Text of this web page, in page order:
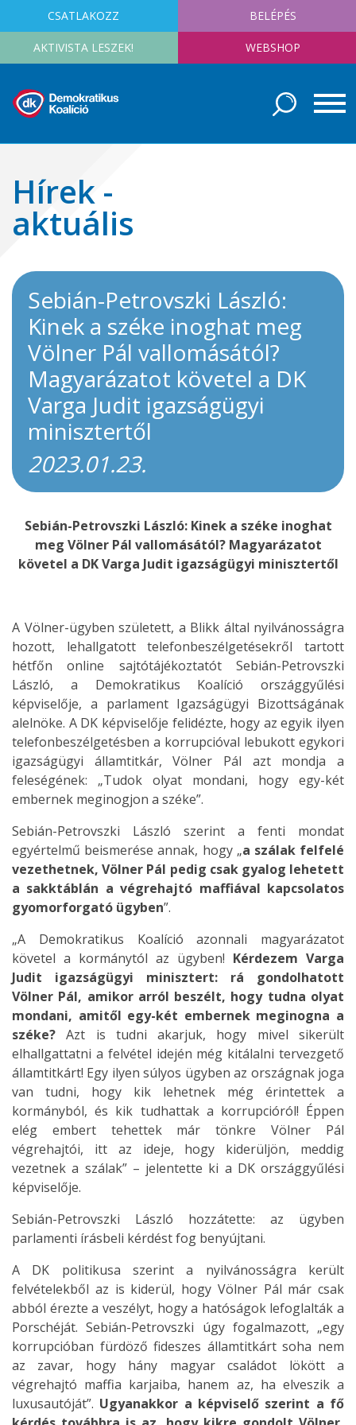
CSATLAKOZZ BELÉPÉS
AKTIVISTA LESZEK! WEBSHOP
Hírek -
aktuális
Sebián-Petrovszki László:
Kinek a széke inoghat meg
Völner Pál vallomásától?
Magyarázatot követel a DK
Varga Judit igazságügyi
minisztertől
2023.01.23.
Sebián-Petrovszki László: Kinek a széke inoghat
meg Völner Pál vallomásától? Magyarázatot
követel a DK Varga Judit igazságügyi minisztertől
A Völner-ügyben született, a Blikk által nyilvánosságra
hozott, lehallgatott telefonbeszélgetésekről tartott
hétfőn online sajtótájékoztatót Sebián-Petrovszki
László, a Demokratikus Koalíció országgyűlési
képviselője, a parlament Igazságügyi Bizottságának
alelnöke. A DK képviselője felidézte, hogy az egyik ilyen
telefonbeszélgetésben a korrupcióval lebukott egykori
igazságügyi államtitkár, Völner Pál azt mondja a
feleségének: „Tudok olyat mondani, hogy egy-két
embernek meginogjon a széke”.
Sebián-Petrovszki László szerint a fenti mondat
egyértelmű beismerése annak, hogy „a szálak felfelé
vezethetnek, Völner Pál pedig csak gyalog lehetett
a sakktáblán a végrehajtó maffiával kapcsolatos
gyomorforgató ügyben”.
„A Demokratikus Koalíció azonnali magyarázatot
követel a kormánytól az ügyben! Kérdezem Varga
Judit igazságügyi minisztert: rá gondolhatott
Völner Pál, amikor arról beszélt, hogy tudna olyat
mondani, amitől egy-két embernek meginogna a
széke? Azt is tudni akarjuk, hogy mivel sikerült
elhallgattatni a felvétel idején még kitálalni tervezgető
államtitkárt! Egy ilyen súlyos ügyben az országnak joga
van tudni, hogy kik lehetnek még érintettek a
kormányból, és kik tudhattak a korrupcióról! Éppen
elég embert tehettek már tönkre Völner Pál
végrehajtói, itt az ideje, hogy kiderüljön, meddig
vezetnek a szálak” – jelentette ki a DK országgyűlési
képviselője.
Sebián-Petrovszki László hozzátette: az ügyben
parlamenti írásbeli kérdést fog benyújtani.
A DK politikusa szerint a nyilvánosságra került
felvételekből az is kiderül, hogy Völner Pál már csak
abból érezte a veszélyt, hogy a hatóságok lefoglalták a
Porschéját. Sebián-Petrovszki úgy fogalmazott, „egy
korrupcióban fürdöző fideszes államtitkárt soha nem
az zavar, hogy hány magyar családot lökött a
végrehajtó maffia karjaiba, hanem az, ha elveszik a
luxusautóját”. Ugyanakkor a képviselő szerint a fő